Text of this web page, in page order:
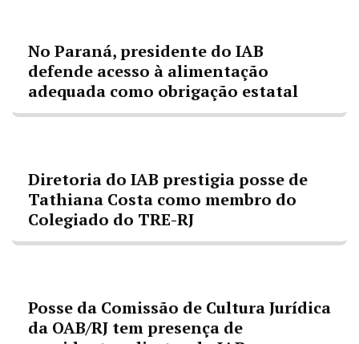
No Paraná, presidente do IAB
defende acesso à alimentação
adequada como obrigação estatal
Diretoria do IAB prestigia posse de
Tathiana Costa como membro do
Colegiado do TRE-RJ
Posse da Comissão de Cultura Jurídica
da OAB/RJ tem presença de